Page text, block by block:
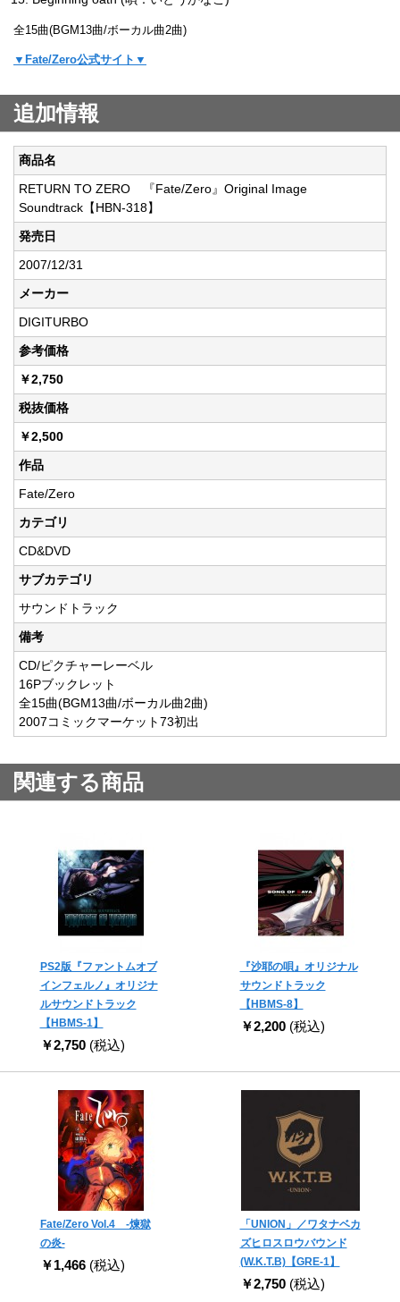
全15曲(BGM13曲/ボーカル曲2曲)
▼Fate/Zero公式サイト▼
追加情報
商品名
RETURN TO ZERO 『Fate/Zero』Original Image
Soundtrack【HBN-318】
発売日
2007/12/31
メーカー
DIGITURBO
参考価格
￥2,750
税抜価格
￥2,500
作品
Fate/Zero
カテゴリ
CD&DVD
サブカテゴリ
サウンドトラック
備考
CD/ピクチャーレーベル
16Pブックレット
全15曲(BGM13曲/ボーカル曲2曲)
2007コミックマーケット73初出
関連する商品
PS2版『ファントムオブ
インフェルノ』オリジナ
ルサウンドトラック
【HBMS-1】
￥2,750 (税込)
『沙耶の唄』オリジナル
サウンドトラック
【HBMS-8】
￥2,200 (税込)
Fate/Zero Vol.4 -煉獄
の炎-
￥1,466 (税込)
「UNION」／ワタナベカ
ズヒロスロウバウンド
(W.K.T.B)【GRE-1】
￥2,750 (税込)